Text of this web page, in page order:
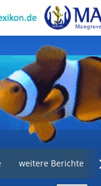
weitere Berichte